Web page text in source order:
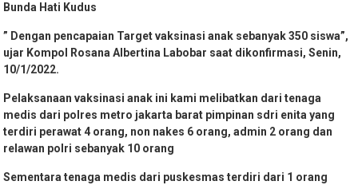
Bunda Hati Kudus
” Dengan pencapaian Target vaksinasi anak sebanyak 350 siswa”,
ujar Kompol Rosana Albertina Labobar saat dikonfirmasi, Senin,
10/1/2022.
Pelaksanaan vaksinasi anak ini kami melibatkan dari tenaga
medis dari polres metro jakarta barat pimpinan sdri enita yang
terdiri perawat 4 orang, non nakes 6 orang, admin 2 orang dan
relawan polri sebanyak 10 orang
Sementara tenaga medis dari puskesmas terdiri dari 1 orang